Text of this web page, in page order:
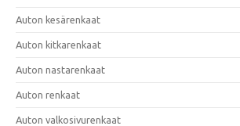
Auton kesärenkaat
Auton kitkarenkaat
Auton nastarenkaat
Auton renkaat
Auton valkosivurenkaat